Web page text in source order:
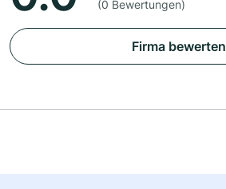
(0 Bewertungen)
Firma bewerten